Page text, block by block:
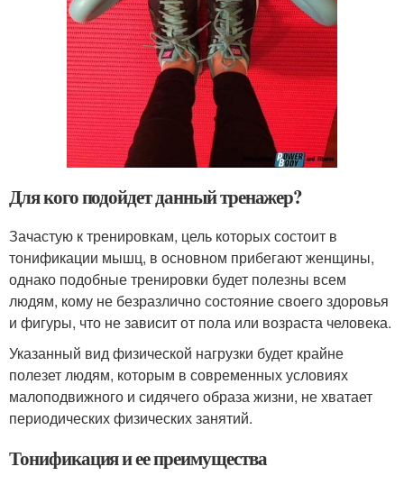
Для кого подойдет данный тренажер?
Зачастую к тренировкам, цель которых состоит в
тонификации мышц, в основном прибегают женщины,
однако подобные тренировки будет полезны всем
людям, кому не безразлично состояние своего здоровья
и фигуры, что не зависит от пола или возраста человека.
Указанный вид физической нагрузки будет крайне
полезет людям, которым в современных условиях
малоподвижного и сидячего образа жизни, не хватает
периодических физических занятий.
Тонификация и ее преимущества